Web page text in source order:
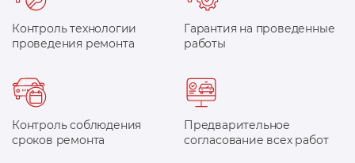
Контроль технологии
проведения ремонта
Гарантия на проведенные
работы
Контроль соблюдения
сроков ремонта
Предварительное
согласование всех работ